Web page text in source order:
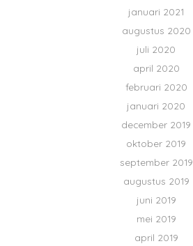
januari 2021
augustus 2020
juli 2020
april 2020
februari 2020
januari 2020
december 2019
oktober 2019
september 2019
augustus 2019
juni 2019
mei 2019
april 2019